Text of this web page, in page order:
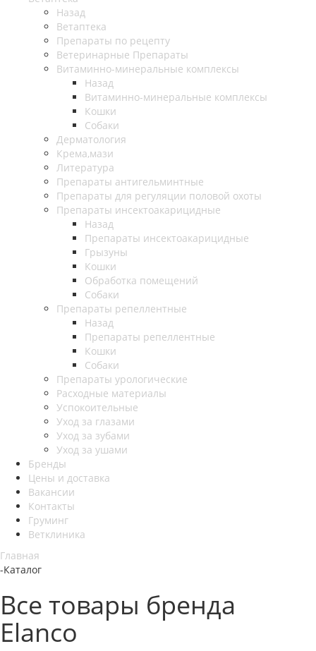
Назад
Ветаптека
Препараты по рецепту
Ветеринарные Препараты
Витаминно-минеральные комплексы
Назад
Витаминно-минеральные комплексы
Кошки
Собаки
Дерматология
Крема,мази
Литература
Препараты антигельминтные
Препараты для регуляции половой охоты
Препараты инсектоакарицидные
Назад
Препараты инсектоакарицидные
Грызуны
Кошки
Обработка помещений
Собаки
Препараты репеллентные
Назад
Препараты репеллентные
Кошки
Собаки
Препараты урологические
Расходные материалы
Успокоительные
Уход за глазами
Уход за зубами
Уход за ушами
Бренды
Цены и доставка
Вакансии
Контакты
Груминг
Ветклиника
Главная
-Каталог
Все товары бренда
Elanco